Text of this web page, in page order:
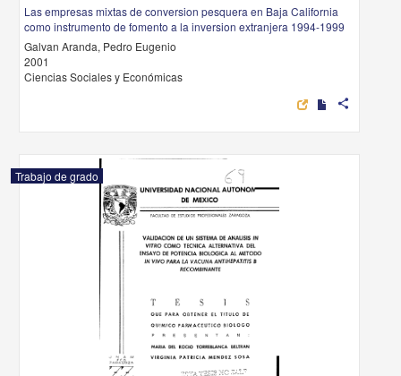
Las empresas mixtas de conversion pesquera en Baja California
como instrumento de fomento a la inversion extranjera 1994-1999
Galvan Aranda, Pedro Eugenio
2001
Ciencias Sociales y Económicas
share
Trabajo de grado